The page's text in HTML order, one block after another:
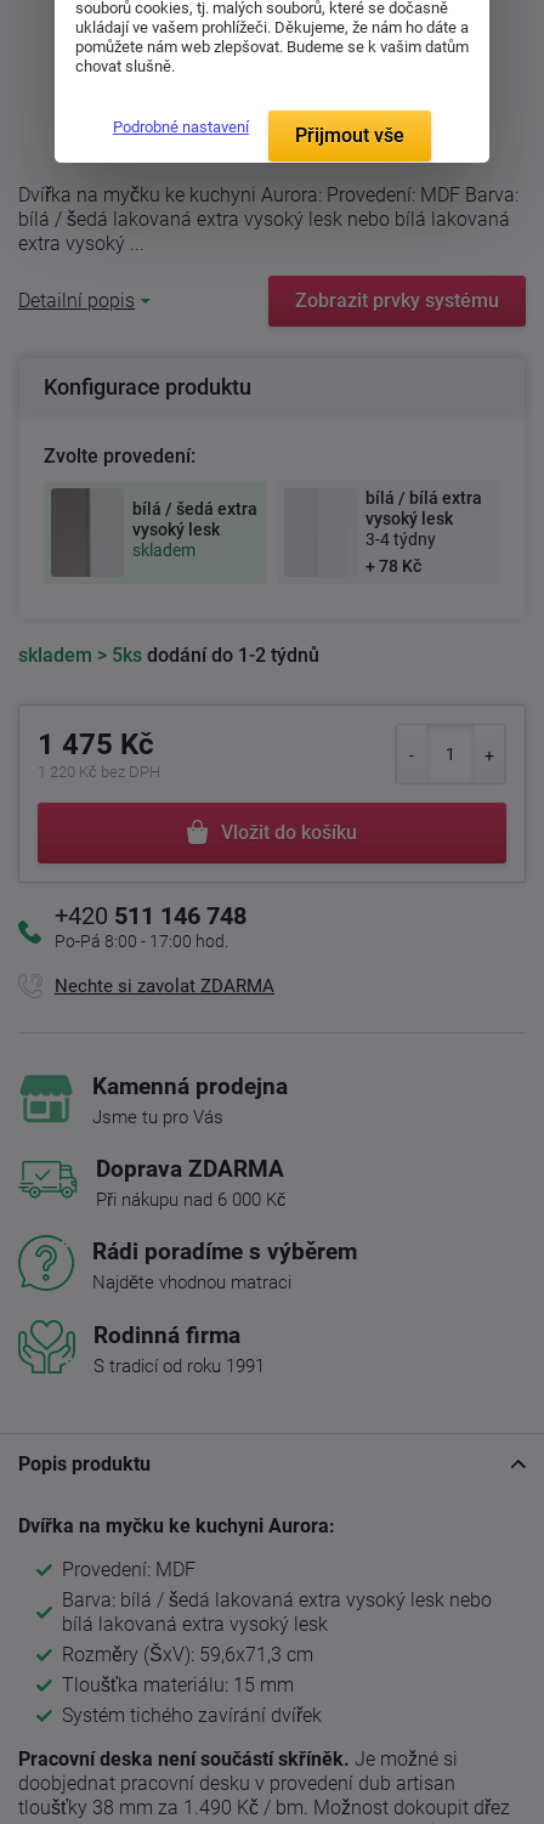
Dvířka na myčku ke kuchyni Aurora: Provedení: MDF Barva:
bílá / šedá lakovaná extra vysoký lesk nebo bílá lakovaná
extra vysoký ...
Detailní popis Zobrazit prvky systému
Konfigurace produktu
Zvolte provedení:
bílá / šedá extra
vysoký lesk
skladem
bílá / bílá extra
vysoký lesk
3-4 týdny
+ 78 Kč
skladem > 5ks dodání do 1-2 týdnů
1 475 Kč
1 220 Kč bez DPH
Vložit do košíku
+420 511 146 748
Po-Pá 8:00 - 17:00 hod.
Nechte si zavolat ZDARMA
Kamenná prodejna
Jsme tu pro Vás
Doprava ZDARMA
Při nákupu nad 6 000 Kč
Rádi poradíme s výběrem
Najděte vhodnou matraci
Rodinná firma
S tradicí od roku 1991
Popis produktu
Dvířka na myčku ke kuchyni Aurora:
Provedení: MDF
Barva: bílá / šedá lakovaná extra vysoký lesk nebo
bílá lakovaná extra vysoký lesk
Rozměry (ŠxV): 59,6x71,3 cm
Tloušťka materiálu: 15 mm
Systém tichého zavírání dvířek
Pracovní deska není součástí skříněk. Je možné si
doobjednat pracovní desku v provedení dub artisan
tloušťky 38 mm za 1.490 Kč / bm. Možnost dokoupit dřez
souborů cookies, tj. malých souborů, které se dočasně
ukládají ve vašem prohlížeči. Děkujeme, že nám ho dáte a
pomůžete nám web zlepšovat. Budeme se k vašim datům
chovat slušně.
Podrobné nastavení Přijmout vše